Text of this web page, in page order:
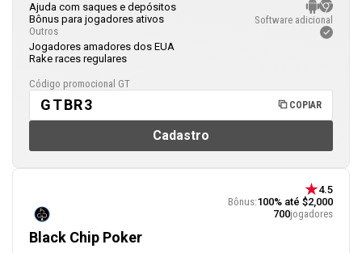
Ajuda com saques e depósitos
Bônus para jogadores ativos
Outros
Jogadores amadores dos EUA
Rake races regulares
Software adicional
Código promocional GT
GTBR3 COPIAR
Cadastro
Black Chip Poker
4.5
Bônus:100% até $2,000
700jogadores